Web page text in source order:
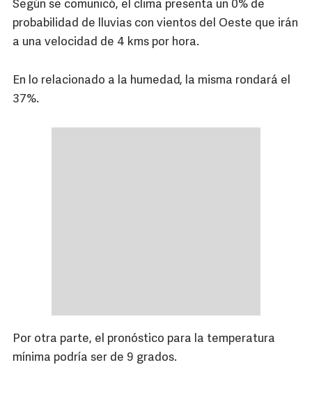
Según se comunicó, el clima presenta un 0% de
probabilidad de lluvias con vientos del Oeste que irán
a una velocidad de 4 kms por hora.
En lo relacionado a la humedad, la misma rondará el
37%.
Por otra parte, el pronóstico para la temperatura
mínima podría ser de 9 grados.